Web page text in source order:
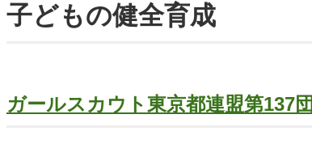
子どもの健全育成
ガールスカウト東京都連盟第137団